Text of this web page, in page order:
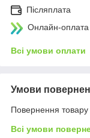
Післяплата
Онлайн-
Всі умови оплати
Умови
Повернення
Всі умови